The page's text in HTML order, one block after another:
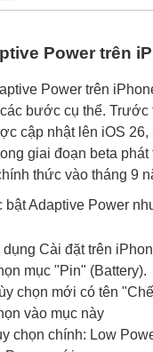
Power trên
Power trên
bước cụ thể. Trước
cập nhật lên iOS
giai đoạn beta
thức vào tháng 9
Adaptive Power
Cài đặt trên
mục "Pin" (Battery).
chọn mới có tên
vào mục này
chọn chính: Low